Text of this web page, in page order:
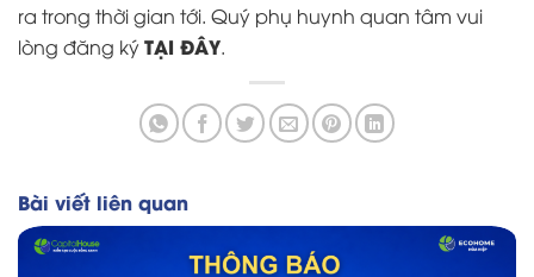
ra trong thời gian tới. Quý phụ huynh quan tâm vui
lòng đăng kýTẠI ĐÂY.
Bài viết liên quan